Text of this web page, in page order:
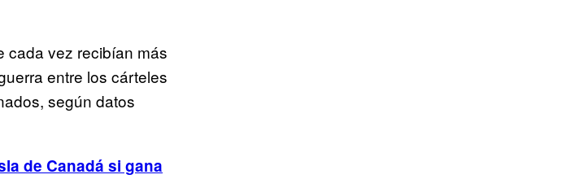
cada vez recibían más
entre los cárteles
según datos
de Canadá si gana